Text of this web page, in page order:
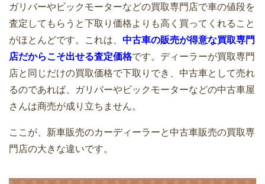
ガリバーやビックモーターなどの買取専門店で車の値段を
査定してもらうと下取り価格よりも高く買ってくれること
がほとんどです。これは、 中古車の販売が得意な買取専門
店だからこそ出せる査定価格です。ディーラーが買取専門
店と同じだけの買取価格で下取りでき、中古車として売れ
るのであれば、ガリバーやビックモーターなどの中古車屋
さんは商売が成り立ちません。
ここが、新車販売のカーディーラーと中古車販売の買取専
門店の大きな違いです。